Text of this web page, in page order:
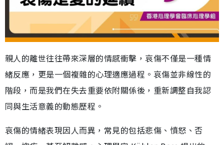
親人的離世往往帶來深層的情感衝擊，哀傷不僅是一種情
緒反應，更是一個複雜的心理適應過程。哀傷並非線性的
階段，而是我們在失去重要依附關係後，重新調整自我認
同與生活意義的動態歷程。
哀傷的情緒表現因人而異，常見的包括悲傷、憤怒、否